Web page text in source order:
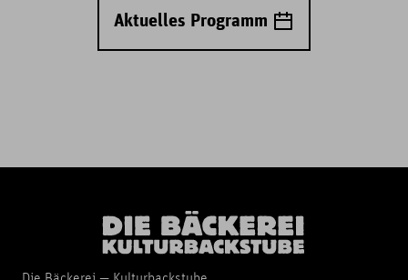
Aktuelles Programm